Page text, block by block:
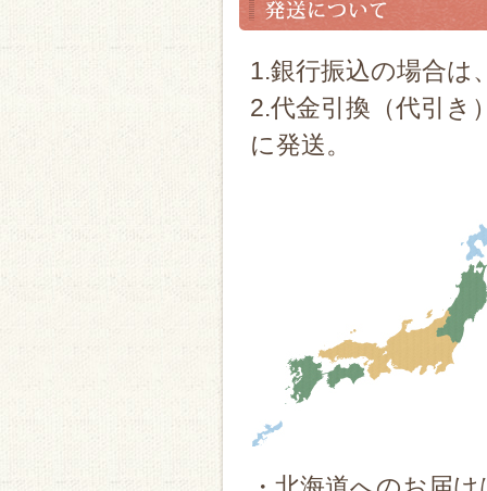
1.銀行振込の場合は
2.代金引換（代引き
に発送。